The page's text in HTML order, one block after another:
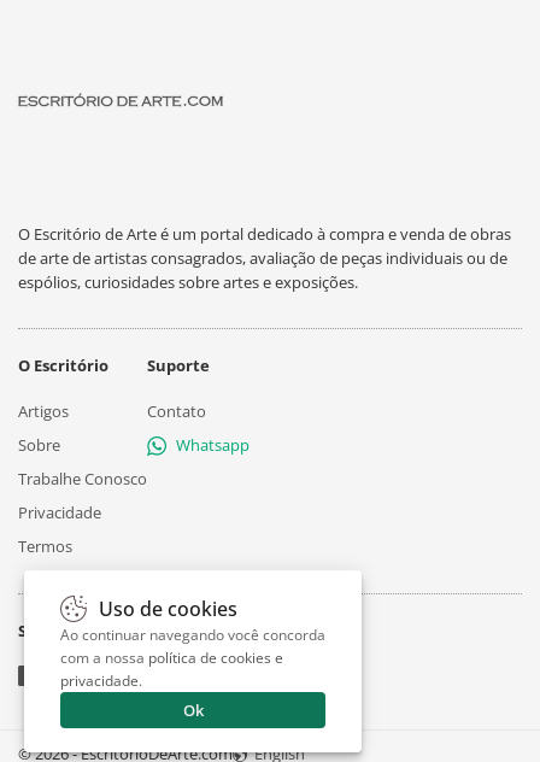
O Escritório de Arte é um portal dedicado à compra e venda de obras
de arte de artistas consagrados, avaliação de peças individuais ou de
espólios, curiosidades sobre artes e exposições.
O Escritório
Artigos
Sobre
Trabalhe Conosco
Privacidade
Termos
Suporte
Contato
Whatsapp
Siga
© 2026 - EscritorioDeArte.com English
Uso de cookies
Ao continuar navegando você concorda
com a nossa política de cookies e
privacidade.
Ok